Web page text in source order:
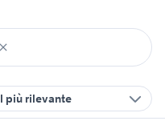
più rilevante